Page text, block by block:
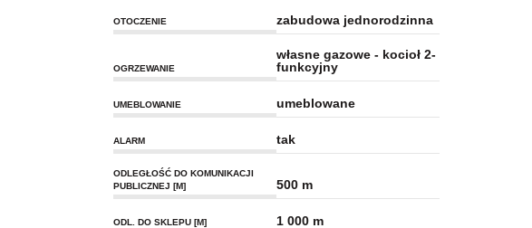
OTOCZENIE zabudowa jednorodzinna
OGRZEWANIE
własne gazowe - kocioł 2-
funkcyjny
UMEBLOWANIE umeblowane
ALARM tak
ODLEGŁOŚĆ DO KOMUNIKACJI
PUBLICZNEJ [M]
500 m
ODL. DO SKLEPU [M] 1 000 m